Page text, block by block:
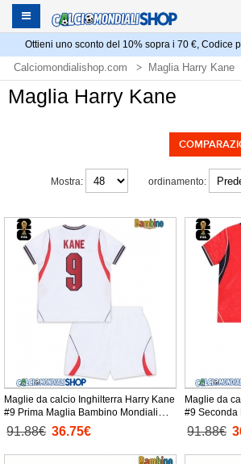
Ottieni uno sconto del 10% sopra i 70 €, Codice
Calciomondialishop.com Maglia Harry Kane
Maglia Harry Kane
ordinamento:
Mostra:
Maglie da calcio Inghilterra Harry Kane
#9 Prima Maglia Bambino Mondiali
2026 Manica Corta + Pantaloni corti)
91.88€ 36.75€
Maglie da
#9 Seconda
2026
91.88€